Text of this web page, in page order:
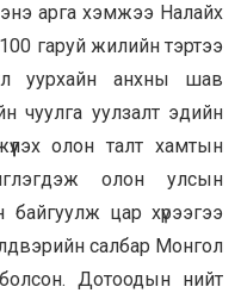
арга хэмжээ Налайх
100 гаруй жилийн тэртээ
уурхайн анхны шав
чуулга уулзалт эдийн
олон талт хамтын
олон улсын
байгуулж цар хүрээгээ
салбар Монгол
Дотоодын нийт